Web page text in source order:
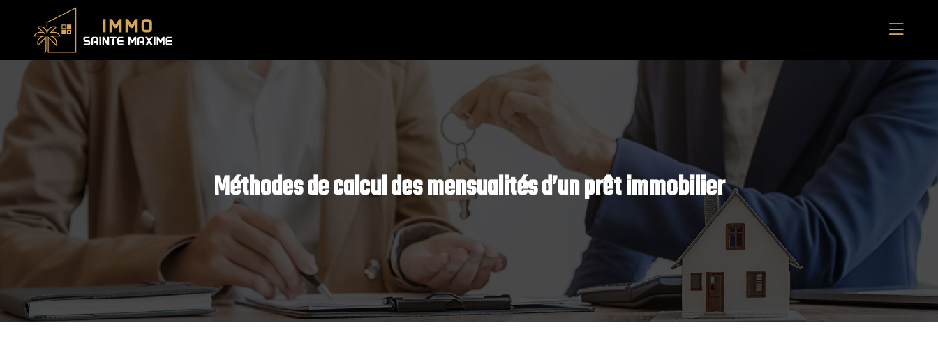
Méthodes de calcul des mensualités d’un prêt immobilier